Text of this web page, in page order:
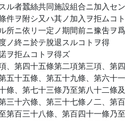
ル者蠶絲共同施設組合ニ加入セ
件ヲ附シ又ハ其ノ加入ヲ拒ムコ
所ニ依リ一定ノ期間前ニ豫吿ヲ
ノ終ニ於テ脫退スルコトヲ得
ヲ拒ムコトヲ得ズ
、第四十五條第二項第三項、第四
五十五條、第五十九條、第六十
、第七十三條乃至第八十二條及
三十六條、第三十七條ノ二、第
第百三十八條、第百四十一條乃